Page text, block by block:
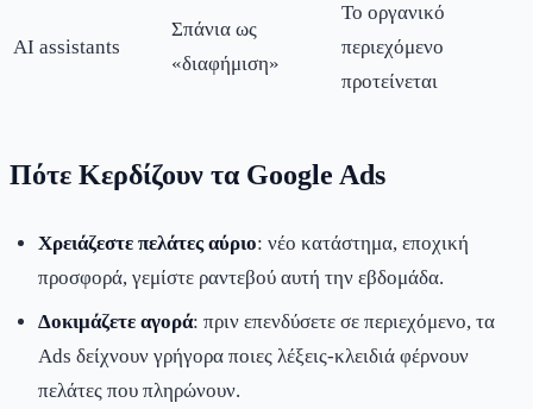
AI assistants
Σπάνια ως
«διαφήμιση»
Το οργανικό
περιεχόμενο
προτείνεται
Πότε Κερδίζουν τα Google Ads
Χρειάζεστε πελάτες αύριο: νέο κατάστημα, εποχική
προσφορά, γεμίστε ραντεβού αυτή την εβδομάδα.
Δοκιμάζετε αγορά: πριν επενδύσετε σε περιεχόμενο, τα
Ads δείχνουν γρήγορα ποιες λέξεις-κλειδιά φέρνουν
πελάτες που πληρώνουν.